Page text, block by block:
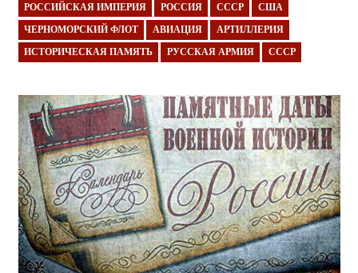
РОССИЙСКАЯ ИМПЕРИЯ РОССИЯ СССР США
ЧЕРНОМОРСКИЙ ФЛОТ АВИАЦИЯ АРТИЛЛЕРИЯ
ИСТОРИЧЕСКАЯ ПАМЯТЬ РУССКАЯ АРМИЯ СССР